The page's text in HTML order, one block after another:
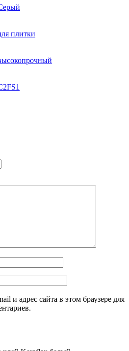
плитки
и адрес сайта в этом браузере для